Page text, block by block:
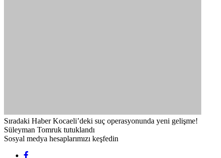
Sıradaki Haber Kocaeli’deki suç operasyonunda yeni gelişme!
Süleyman Tomruk tutuklandı
Sosyal medya hesaplarımızı keşfedin